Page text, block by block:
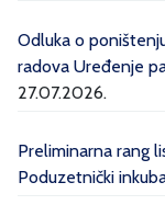
Odluka o
radova Uređenje
27.07.2026.
Preliminarna rang
Poduzetnički